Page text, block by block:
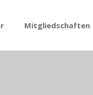
Mitgliedschaften